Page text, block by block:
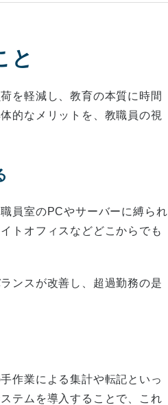
と
を軽減し、教育の本質に時間
的なメリットを、教職員の視
員室のPCやサーバーに縛られ
トオフィスなどどこからでも
ンスが改善し、超過勤務の是
作業による集計や転記といっ
テムを導入することで、これ